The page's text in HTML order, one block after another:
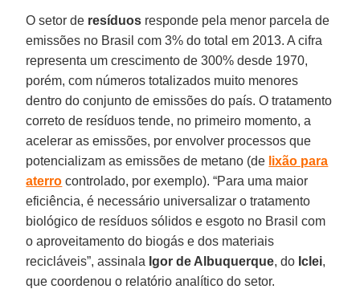
O setor de resíduos responde pela menor parcela de
emissões no Brasil com 3% do total em 2013. A cifra
representa um crescimento de 300% desde 1970,
porém, com números totalizados muito menores
dentro do conjunto de emissões do país. O tratamento
correto de resíduos tende, no primeiro momento, a
acelerar as emissões, por envolver processos que
potencializam as emissões de metano (de lixão para
aterro controlado, por exemplo). “Para uma maior
eficiência, é necessário universalizar o tratamento
biológico de resíduos sólidos e esgoto no Brasil com
o aproveitamento do biogás e dos materiais
recicláveis”, assinala Igor de Albuquerque, do Iclei,
que coordenou o relatório analítico do setor.